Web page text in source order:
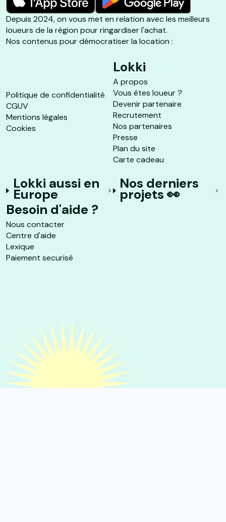
Depuis 2024, on vous met en relation avec les meilleurs
loueurs de la région pour ringardiser l'achat.
Nos contenus pour démocratiser la location :
Politique de confidentialité
CGUV
Mentions légales
Cookies
Lokki
A propos
Vous êtes loueur ?
Devenir partenaire
Recrutement
Nos partenaires
Presse
Plan du site
Carte cadeau
Lokki aussi en
Europe
Nos derniers
projets 👀
Besoin d'aide ?
Nous contacter
Centre d'aide
Lexique
Paiement securisé